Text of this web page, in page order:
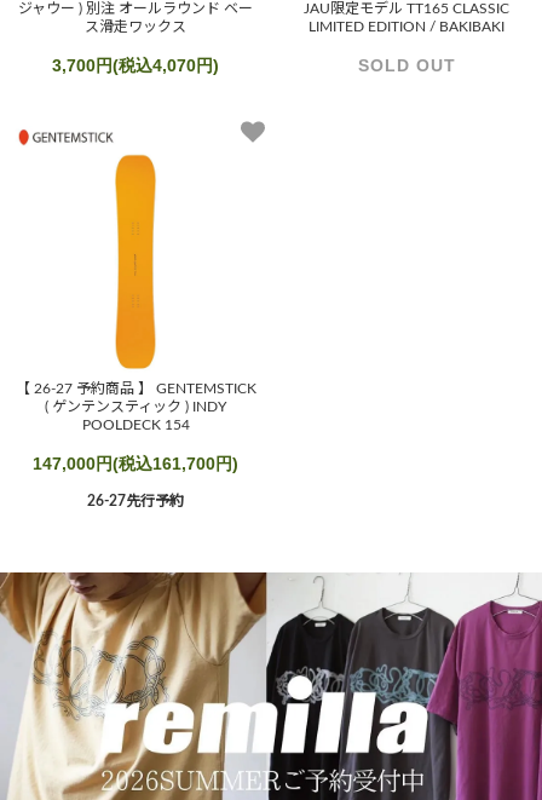
ジャウー ) 別注 オールラウンド ベー
ス滑走ワックス
3,700円(税込4,070円)
JAU限定モデル TT165 CLASSIC
LIMITED EDITION / BAKIBAKI
SOLD OUT
【 26-27 予約商品 】 GENTEMSTICK
( ゲンテンスティック ) INDY
POOLDECK 154
147,000円(税込161,700円)
26-27先行予約